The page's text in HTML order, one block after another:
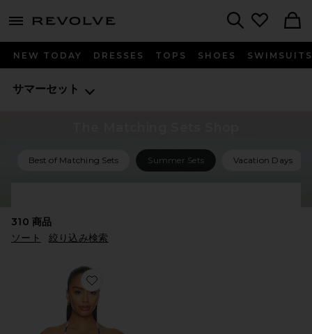
menu - shows more content
NEW TODAY DRESSES TOPS SHOES SWIMSUITS
サマーセット
Best of Matching Sets Summer Sets Vacation Days
310 商品
ソート
絞り込み検索
Favorite THE COLETTE リバーシブルトップ